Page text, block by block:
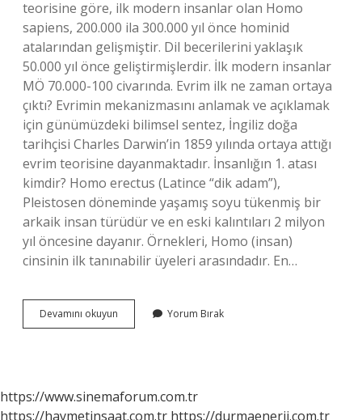
teorisine göre, ilk modern insanlar olan Homo
sapiens, 200.000 ila 300.000 yıl önce hominid
atalarından gelişmiştir. Dil becerilerini yaklaşık
50.000 yıl önce geliştirmişlerdir. İlk modern insanlar
MÖ 70.000-100 civarında. Evrim ilk ne zaman ortaya
çıktı? Evrimin mekanizmasını anlamak ve açıklamak
için günümüzdeki bilimsel sentez, İngiliz doğa
tarihçisi Charles Darwin’in 1859 yılında ortaya attığı
evrim teorisine dayanmaktadır. İnsanlığın 1. atası
kimdir? Homo erectus (Latince “dik adam”),
Pleistosen döneminde yaşamış soyu tükenmiş bir
arkaik insan türüdür ve en eski kalıntıları 2 milyon
yıl öncesine dayanır. Örnekleri, Homo (insan)
cinsinin ilk tanınabilir üyeleri arasındadır. En…
Devamını okuyun
Insan
Yorum Bırak
https://www.sinemaforum.com.tr
https://haymetinsaat.com.tr https://durmaenerji.com.tr